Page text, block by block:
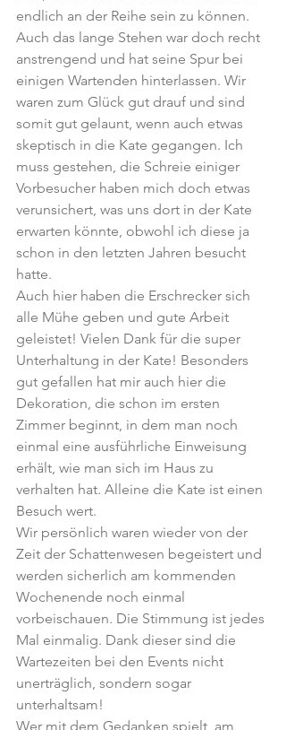
endlich an der Reihe sein zu können.
Auch das lange Stehen war doch recht
anstrengend und hat seine Spur bei
einigen Wartenden hinterlassen. Wir
waren zum Glück gut drauf und sind
somit gut gelaunt, wenn auch etwas
skeptisch in die Kate gegangen. Ich
muss gestehen, die Schreie einiger
Vorbesucher haben mich doch etwas
verunsichert, was uns dort in der Kate
erwarten könnte, obwohl ich diese ja
schon in den letzten Jahren besucht
hatte.
Auch hier haben die Erschrecker sich
alle Mühe geben und gute Arbeit
geleistet! Vielen Dank für die super
Unterhaltung in der Kate! Besonders
gut gefallen hat mir auch hier die
Dekoration, die schon im ersten
Zimmer beginnt, in dem man noch
einmal eine ausführliche Einweisung
erhält, wie man sich im Haus zu
verhalten hat. Alleine die Kate ist einen
Besuch wert.
Wir persönlich waren wieder von der
Zeit der Schattenwesen begeistert und
werden sicherlich am kommenden
Wochenende noch einmal
vorbeischauen. Die Stimmung ist jedes
Mal einmalig. Dank dieser sind die
Wartezeiten bei den Events nicht
unerträglich, sondern sogar
unterhaltsam!
Wer mit dem Gedanken spielt, am